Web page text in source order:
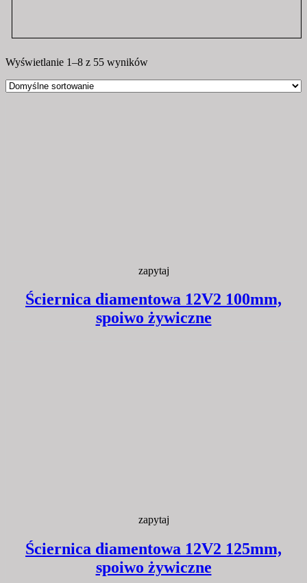
Wyświetlanie 1–8 z 55 wyników
zapytaj
Ściernica diamentowa 12V2 100mm,
spoiwo żywiczne
zapytaj
Ściernica diamentowa 12V2 125mm,
spoiwo żywiczne